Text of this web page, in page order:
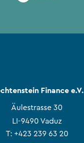
Finance e.V.
Äulestrasse 30
LI-9490 Vaduz
T: +423 239 63 20